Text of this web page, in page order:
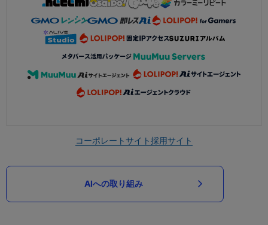
コーポレートサイト採用サイト
AIへの取り組み